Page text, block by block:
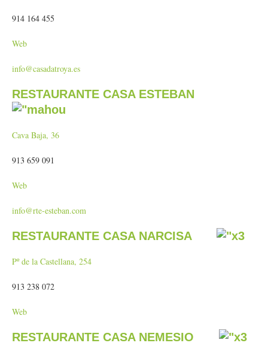
914 164 455
Web
info@casadatroya.es
RESTAURANTE CASA ESTEBAN
Cava Baja, 36
913 659 091
Web
info@rte-esteban.com
RESTAURANTE CASA NARCISA
Pº de la Castellana, 254
913 238 072
Web
RESTAURANTE CASA NEMESIO